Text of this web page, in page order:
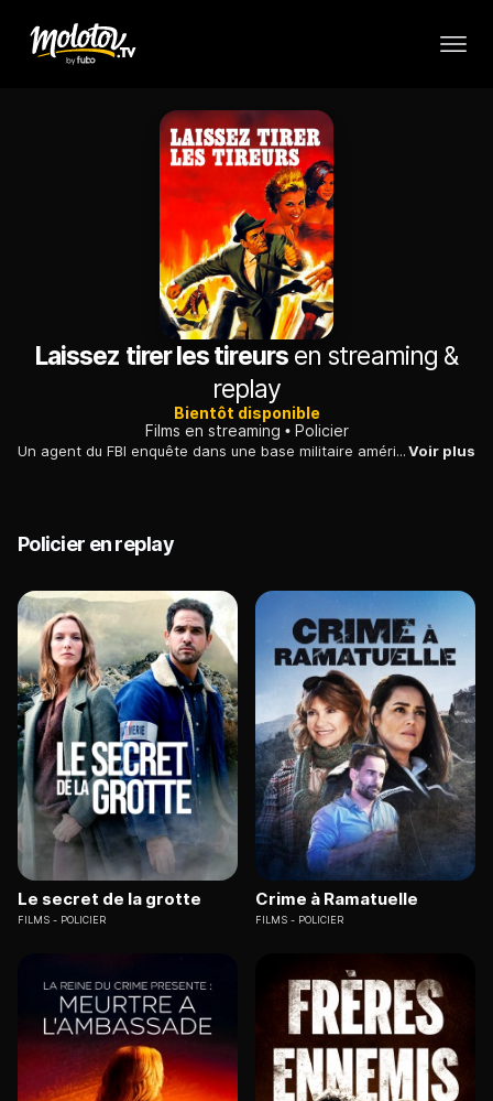
Laissez tirer les tireursen streaming &
replay
Bientôt disponible
Films en streaming
Policier
Un agent du FBI enquête dans une base militaire américaine sur le vol d'un prototype ultra-secret. Une puissance étrangère semble à l'origine du délit...Voir plus
Policier en replay
Le secret de la grotte
FILMS POLICIER
Crime à Ramatuelle
FILMS POLICIER